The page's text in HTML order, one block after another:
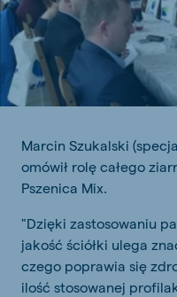
Marcin Szukalski
omówił rolę całego
Pszenica Mix.
"Dzięki zastosowaniu
jakość ściółki ulega
czego poprawia się
ilość stosowanej